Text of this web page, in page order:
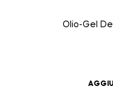
Olio-Gel